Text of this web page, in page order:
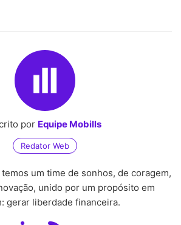
por Equipe Mobills
Redator Web
um time de sonhos, de coragem,
unido por um propósito em
gerar liberdade financeira.